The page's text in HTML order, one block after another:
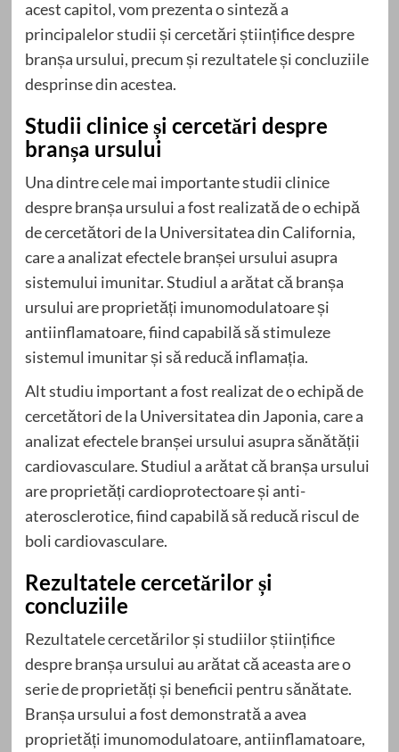
acest capitol, vom prezenta o sinteză a
principalelor studii și cercetări științifice despre
branșa ursului, precum și rezultatele și concluziile
desprinse din acestea.
Studii clinice și cercetări despre
branșa ursului
Una dintre cele mai importante studii clinice
despre branșa ursului a fost realizată de o echipă
de cercetători de la Universitatea din California,
care a analizat efectele branșei ursului asupra
sistemului imunitar. Studiul a arătat că branșa
ursului are proprietăți imunomodulatoare și
antiinflamatoare, fiind capabilă să stimuleze
sistemul imunitar și să reducă inflamația.
Alt studiu important a fost realizat de o echipă de
cercetători de la Universitatea din Japonia, care a
analizat efectele branșei ursului asupra sănătății
cardiovasculare. Studiul a arătat că branșa ursului
are proprietăți cardioprotectoare și anti-
aterosclerotice, fiind capabilă să reducă riscul de
boli cardiovasculare.
Rezultatele cercetărilor și
concluziile
Rezultatele cercetărilor și studiilor științifice
despre branșa ursului au arătat că aceasta are o
serie de proprietăți și beneficii pentru sănătate.
Branșa ursului a fost demonstrată a avea
proprietăți imunomodulatoare, antiinflamatoare,